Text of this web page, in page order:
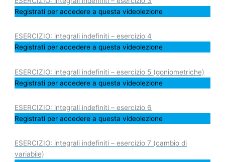
Registrati per accedere a questa videolezione
ESERCIZIO: integrali indefiniti – esercizio 4
Registrati per accedere a questa videolezione
ESERCIZIO: integrali indefiniti – esercizio 5 (goniometriche)
Registrati per accedere a questa videolezione
ESERCIZIO: integrali indefiniti – esercizio 6
Registrati per accedere a questa videolezione
ESERCIZIO: integrali indefiniti – esercizio 7 (cambio di
variabile)